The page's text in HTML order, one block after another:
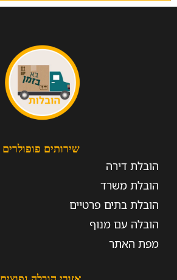
שירותים פופולרים
הובלת דירה
הובלת משרד
הובלת בתים פרטיים
הובלה עם מנוף
מפת האתר